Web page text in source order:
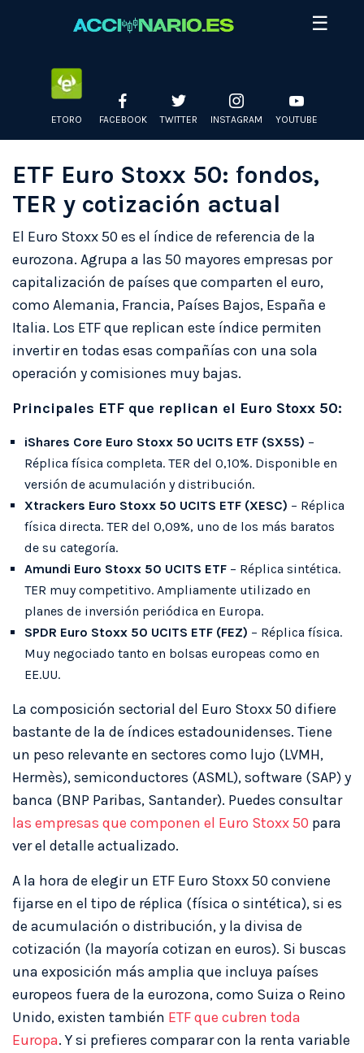
☰
ETORO FACEBOOK TWITTER INSTAGRAM YOUTUBE
ETF Euro Stoxx 50: fondos,
TER y cotización actual
El Euro Stoxx 50 es el índice de referencia de la
eurozona. Agrupa a las 50 mayores empresas por
capitalización de países que comparten el euro,
como Alemania, Francia, Países Bajos, España e
Italia. Los ETF que replican este índice permiten
invertir en todas esas compañías con una sola
operación y comisiones muy bajas.
Principales ETF que replican el Euro Stoxx 50:
iShares Core Euro Stoxx 50 UCITS ETF (SX5S) –
Réplica física completa. TER del 0,10%. Disponible en
versión de acumulación y distribución.
Xtrackers Euro Stoxx 50 UCITS ETF (XESC) – Réplica
física directa. TER del 0,09%, uno de los más baratos
de su categoría.
Amundi Euro Stoxx 50 UCITS ETF – Réplica sintética.
TER muy competitivo. Ampliamente utilizado en
planes de inversión periódica en Europa.
SPDR Euro Stoxx 50 UCITS ETF (FEZ) – Réplica física.
Muy negociado tanto en bolsas europeas como en
EE.UU.
La composición sectorial del Euro Stoxx 50 difiere
bastante de la de índices estadounidenses. Tiene
un peso relevante en sectores como lujo (LVMH,
Hermès), semiconductores (ASML), software (SAP) y
banca (BNP Paribas, Santander). Puedes consultar
las empresas que componen el Euro Stoxx 50 para
ver el detalle actualizado.
A la hora de elegir un ETF Euro Stoxx 50 conviene
fijarse en el tipo de réplica (física o sintética), si es
de acumulación o distribución, y la divisa de
cotización (la mayoría cotizan en euros). Si buscas
una exposición más amplia que incluya países
europeos fuera de la eurozona, como Suiza o Reino
Unido, existen también ETF que cubren toda
Europa. Y si prefieres comparar con la renta variable